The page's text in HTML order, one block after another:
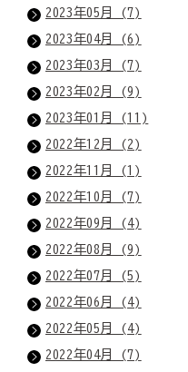
2023年05月 (7)
2023年04月 (6)
2023年03月 (7)
2023年02月 (9)
2023年01月 (11)
2022年12月 (2)
2022年11月 (1)
2022年10月 (7)
2022年09月 (4)
2022年08月 (9)
2022年07月 (5)
2022年06月 (4)
2022年05月 (4)
2022年04月 (7)